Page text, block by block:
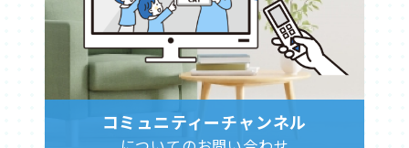
設定が出来ない場合は、ZAQお客様センター（0120-98-86
39）へお問い合わせください。
※変更後のパスワードはお客様のみが把握している情報で
す。必ず控えを残して安全に保管してください
インターネットセキュリティのマカフィー for ZAQとは何
マカフィー for ZAQは、インターネットを安心してお楽し
動画での案内はこちら
携帯電話の割引サービスはあるの？
ZAQインターネットサービスとケーブルプラス電話をセッ
トでご契約であれば、auやUQモバイルのスマートフォンの
利用料から割引されます（・auスマートバリュー
フォンのプランによって異なります。
コミュニティーチャンネル